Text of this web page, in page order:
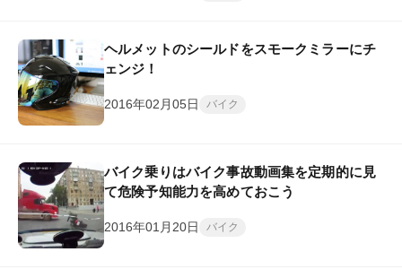
ヘルメットのシールドをスモークミラーにチ
ェンジ！
2016年02月05日 バイク
バイク乗りはバイク事故動画集を定期的に見
て危険予知能力を高めておこう
2016年01月20日 バイク